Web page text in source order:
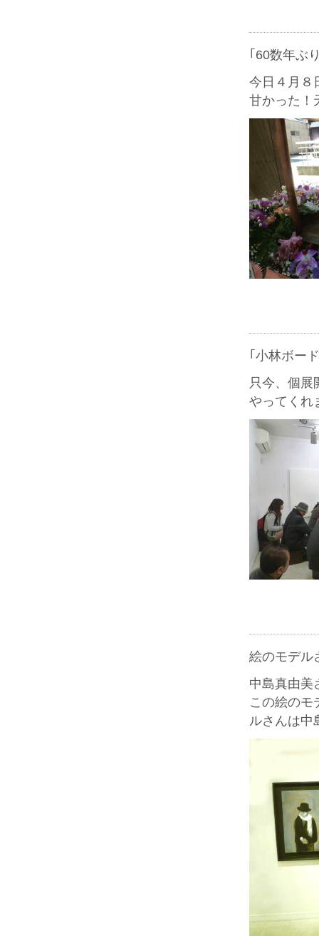
｢60数年ぶ
今日４月８
甘かった！
｢小林ボー
只今、個展
やってくれ
絵のモデル
中島真由美
この絵のモ
ルさんは中